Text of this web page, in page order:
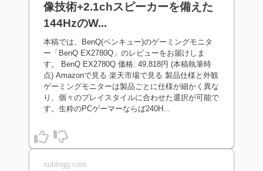
像技術+2.1chスピーカーを備えた
144HzのW...
本稿では、BenQ(ベンキュー)のゲーミングモニタ
ー「BenQ EX2780Q」のレビューをお届けしま
す。 BenQ EX2780Q 価格: 49,818円 (本稿執筆時
点) Amazonで見る 楽天市場で見る 製品仕様と外観
ゲーミングモニターは製品ごとに仕様が細かく異な
り、個々のプレイスタイルに合わせた選択が可能で
す。生粋のPCゲーマーならば240H...
sublogg.com